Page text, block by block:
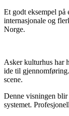
Et godt eksempel
internasjonale og
Norge.
Asker kulturhus har
ide til
scene.
Denne visningen
systemet.